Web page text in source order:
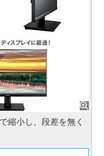
縮小し、段差を無く